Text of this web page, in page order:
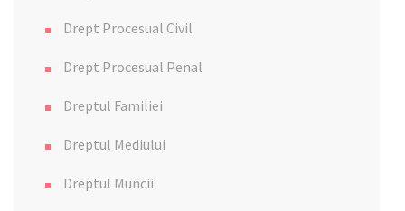
Drept Procesual Civil
Drept Procesual Penal
Dreptul Familiei
Dreptul Mediului
Dreptul Muncii